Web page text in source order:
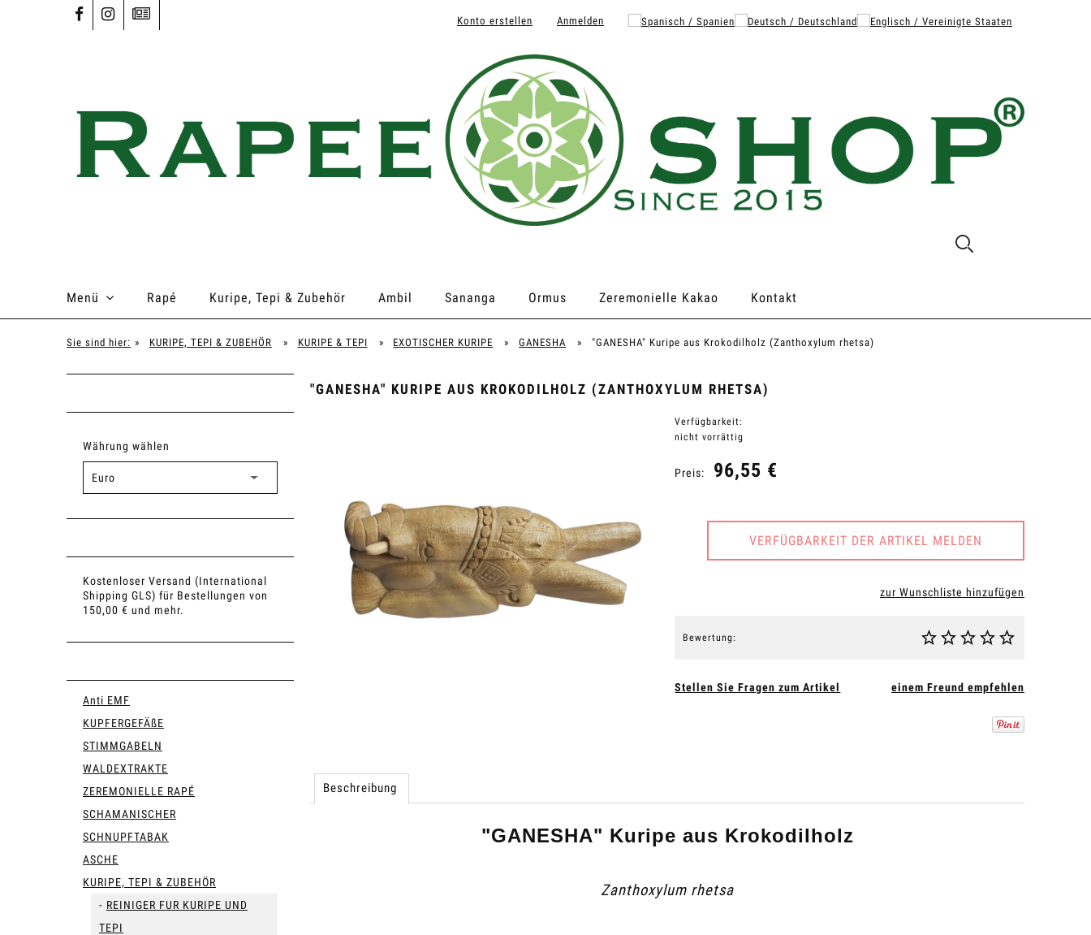
Konto erstellen Anmelden
Menü Rapé Kuripe, Tepi & Zubehör Ambil Sananga Ormus Zeremonielle Kakao Kontakt
Sie sind hier: » KURIPE, TEPI & ZUBEHÖR » KURIPE & TEPI » EXOTISCHER KURIPE » GANESHA » "GANESHA" Kuripe aus Krokodilholz (Zanthoxylum rhetsa)
Währung wählen
Kostenloser Versand (International
Shipping GLS) für Bestellungen von
150,00 € und mehr.
Anti EMF
KUPFERGEFÄßE
STIMMGABELN
WALDEXTRAKTE
ZEREMONIELLE RAPÉ
SCHAMANISCHER
SCHNUPFTABAK
ASCHE
KURIPE, TEPI & ZUBEHÖR
REINIGER FUR KURIPE UND
TEPI
"GANESHA" KURIPE AUS KROKODILHOLZ (ZANTHOXYLUM RHETSA)
Verfügbarkeit:
nicht vorrättig
Preis: 96,55 €
VERFÜGBARKEIT DER ARTIKEL MELDEN
zur Wunschliste hinzufügen
Bewertung:
Stellen Sie Fragen zum Artikel einem Freund empfehlen
Beschreibung
"GANESHA" Kuripe aus Krokodilholz
Zanthoxylum rhetsa